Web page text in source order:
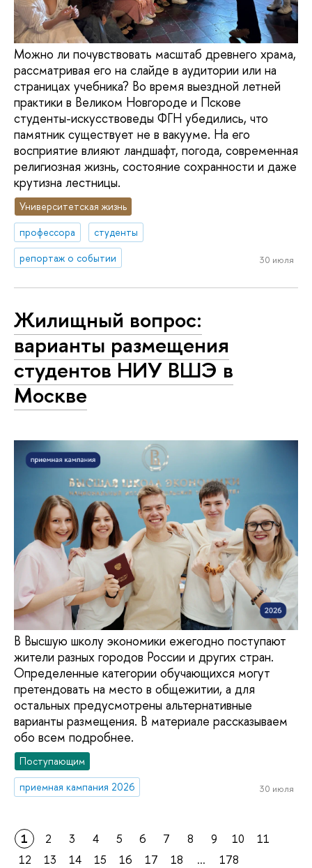
Можно ли почувствовать масштаб древнего храма,
рассматривая его на слайде в аудитории или на
страницах учебника? Во время выездной летней
практики в Великом Новгороде и Пскове
студенты-искусствоведы ФГН убедились, что
памятник существует не в вакууме. На его
восприятие влияют ландшафт, погода, современная
религиозная жизнь, состояние сохранности и даже
крутизна лестницы.
Университетская жизнь
профессора
студенты
репортаж о событии
30 июля
Жилищный вопрос:
варианты размещения
студентов НИУ ВШЭ в
Москве
В Высшую школу экономики ежегодно поступают
жители разных городов России и других стран.
Определенные категории обучающихся могут
претендовать на место в общежитии, а для
остальных предусмотрены альтернативные
варианты размещения. В материале рассказываем
обо всем подробнее.
Поступающим
приемная кампания 2026
30 июля
1 2 3 4 5 6 7 8 9 10
11
12
13 14 15 16 17 18 ... 178